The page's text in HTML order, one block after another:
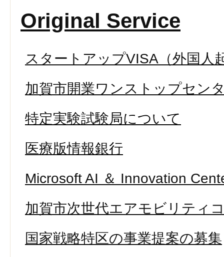
Original Service
スタートアップVISA（外国人
加賀市開業ワンストップセン
特定実験試験局について
医療版情報銀行
Microsoft AI ＆ Innovation
加賀市次世代エアモビリティ
国家戦略特区の事業提案の募集